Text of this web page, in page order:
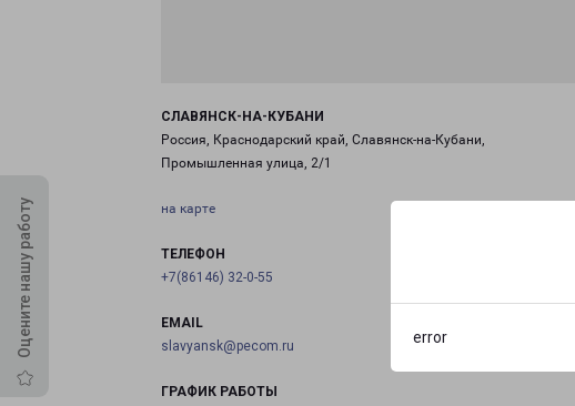
error
Оцените нашу работу
СЛАВЯНСК-НА-КУБАНИ
Россия, Краснодарский край, Славянск-на-Кубани,
Промышленная улица, 2/1
на карте
ТЕЛЕФОН
+7(86146) 32-0-55
EMAIL
slavyansk@pecom.ru
ГРАФИК РАБОТЫ